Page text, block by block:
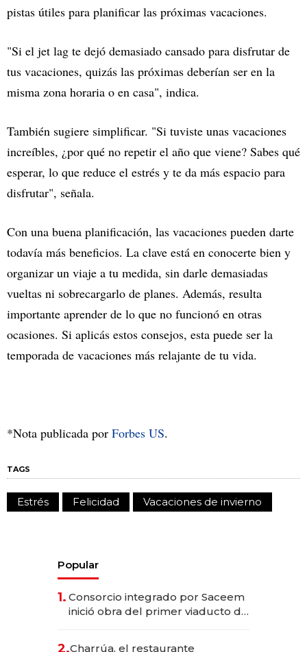
pistas útiles para planificar las próximas vacaciones.
"Si el jet lag te dejó demasiado cansado para disfrutar de
tus vacaciones, quizás las próximas deberían ser en la
misma zona horaria o en casa", indica.
También sugiere simplificar. "Si tuviste unas vacaciones
increíbles, ¿por qué no repetir el año que viene? Sabes qué
esperar, lo que reduce el estrés y te da más espacio para
disfrutar", señala.
Con una buena planificación, las vacaciones pueden darte
todavía más beneficios. La clave está en conocerte bien y
organizar un viaje a tu medida, sin darle demasiadas
vueltas ni sobrecargarlo de planes. Además, resulta
importante aprender de lo que no funcionó en otras
ocasiones. Si aplicás estos consejos, esta puede ser la
temporada de vacaciones más relajante de tu vida.
*Nota publicada por Forbes US.
TAGS
Estrés Felicidad Vacaciones de invierno
Popular
1. Consorcio integrado por Saceem
inició obra del primer viaducto de
2.Charrúa, el restaurante